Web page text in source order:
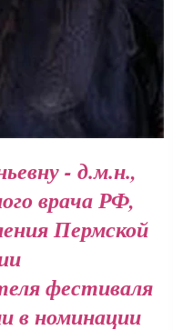
- д.м.н.,
врача РФ,
Пермской
фестиваля
в номинации